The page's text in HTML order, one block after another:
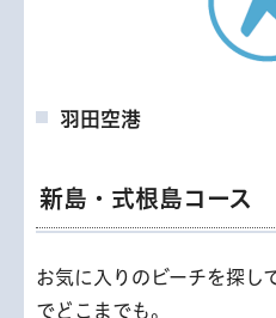
羽田空港
新島・式根島コース
お気に入りのビーチを探し
でどこまでも。